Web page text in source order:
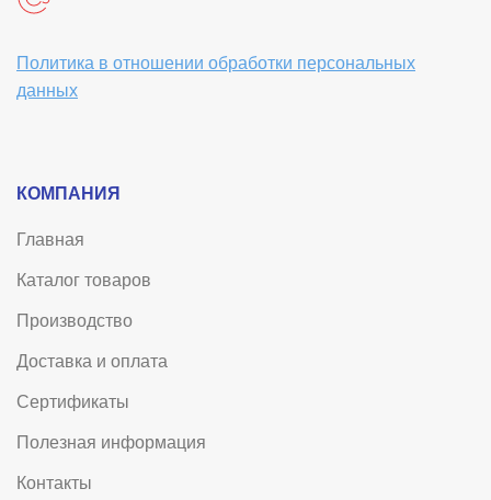
Политика в отношении обработки персональных
данных
КОМПАНИЯ
Главная
Каталог товаров
Производство
Доставка и оплата
Сертификаты
Полезная информация
Контакты